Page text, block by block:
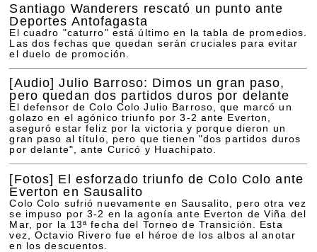
Santiago Wanderers rescató un punto ante
Deportes Antofagasta
El cuadro "caturro" está último en la tabla de promedios.
Las dos fechas que quedan serán cruciales para evitar
el duelo de promoción.
[Audio] Julio Barroso: Dimos un gran paso,
pero quedan dos partidos duros por delante
El defensor de Colo Colo Julio Barroso, que marcó un
golazo en el agónico triunfo por 3-2 ante Everton,
aseguró estar feliz por la victoria y porque dieron un
gran paso al título, pero que tienen "dos partidos duros
por delante", ante Curicó y Huachipato.
[Fotos] El esforzado triunfo de Colo Colo ante
Everton en Sausalito
Colo Colo sufrió nuevamente en Sausalito, pero otra vez
se impuso por 3-2 en la agonía ante Everton de Viña del
Mar, por la 13ª fecha del Torneo de Transición. Esta
vez, Octavio Rivero fue el héroe de los albos al anotar
en los descuentos.